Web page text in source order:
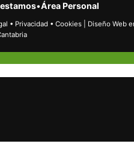
•Área Personal
• Privacidad • Cookies
Diseño Web